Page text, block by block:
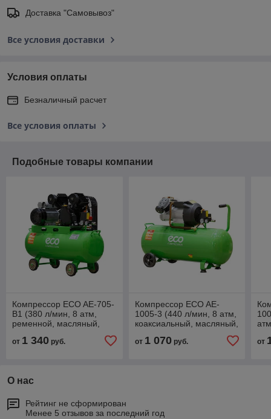
Доставка "Самовывоз"
Все условия доставки
Условия оплаты
Безналичный расчет
Все условия оплаты
Подобные товары компании
Компрессор ECO AE-705-
B1 (380 л/мин, 8 атм,
ременной, масляный,
кВт)
от 1 340 руб.
Компрессор ECO AE-
1005-3 (440 л/мин, 8 атм,
коаксиальный, масляный,
ресив. 100 л, 220 В, 2.20
кВт)
от 1 070руб. от
О нас
Рейтинг не сформирован
Менее 5 отзывов за последний год